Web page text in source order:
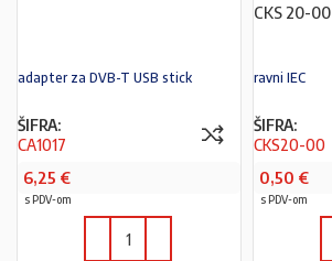
adapter za DVB-T USB stick
ŠIFRA:
CA1017
6,25 €
s PDV-om
CKS 20-00
ravni IEC
ŠIFRA:
CKS20-00
0,50 €
s PDV-om